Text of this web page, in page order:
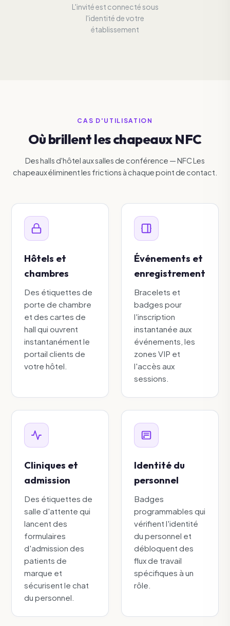
L'invité est connecté sous
l'identité de votre
établissement
CAS D'UTILISATION
Où brillent les chapeaux NFC
Des halls d'hôtel aux salles de conférence — NFC Les
chapeaux éliminent les frictions à chaque point de contact.
Hôtels et
chambres
Des étiquettes de
porte de chambre
et des cartes de
hall qui ouvrent
instantanément le
portail clients de
votre hôtel.
Événements et
enregistrement
Bracelets et
badges pour
l'inscription
instantanée aux
événements, les
zones VIP et
l'accès aux
sessions.
Cliniques et
admission
Des étiquettes de
salle d'attente qui
lancent des
formulaires
d'admission des
patients de
marque et
sécurisent le chat
du personnel.
Identité du
personnel
Badges
programmables qui
vérifient l'identité
du personnel et
débloquent des
flux de travail
spécifiques à un
rôle.